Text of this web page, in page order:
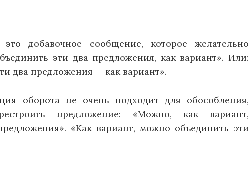
добавочное сообщение, которое желательно
эти два предложения, как вариант». Или:
два предложения — как вариант».
оборота не очень подходит для обособления,
предложение: «Можно, как вариант,
«Как вариант, можно объединить эти